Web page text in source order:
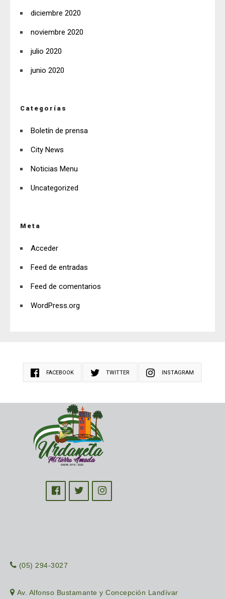
diciembre 2020
noviembre 2020
julio 2020
junio 2020
Categorías
Boletín de prensa
City News
Noticias Menu
Uncategorized
Meta
Acceder
Feed de entradas
Feed de comentarios
WordPress.org
FACEBOOK TWITTER INSTAGRAM
(05) 294-3027
Av. Alfonso Bustamante y Concepción Landívar